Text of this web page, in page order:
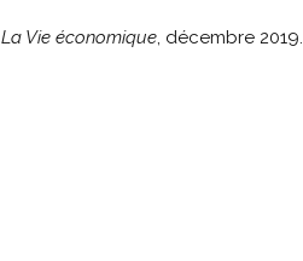
La Vie économique, décembre 2019.